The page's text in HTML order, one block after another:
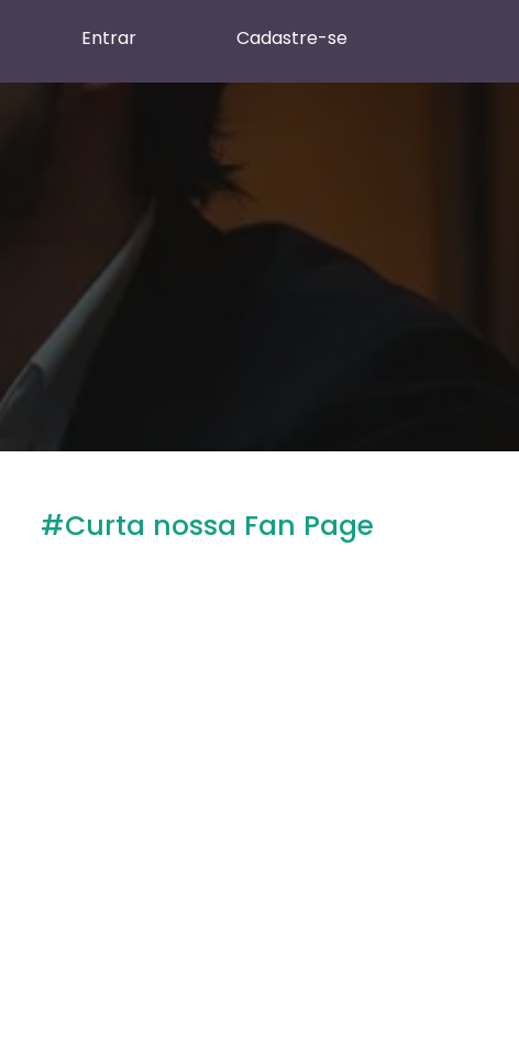
Entrar Cadastre-se
#Curta nossa Fan Page